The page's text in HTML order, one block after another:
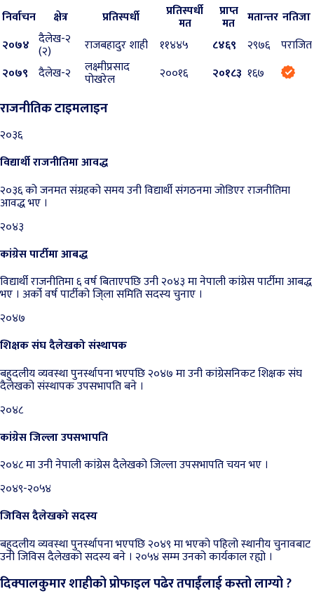
निर्वाचन क्षेत्र प्रतिस्पर्धी प्रतिस्पर्धी
मत
प्राप्त
मत मतान्तर नतिजा
२०७४ दैलेख-२
(२) राजबहादुर शाही ११४४५ ८४६९ २९७६ पराजित
२०७९ दैलेख-२ लक्ष्मीप्रसाद
पोखरेल २००१६ २०१८३ १६७
राजनीतिक टाइमलाइन
२०३६
विद्यार्थी राजनीतिमा आवद्ध
२०३६ को जनमत संग्रहको समय उनी विद्यार्थी संगठनमा जोडिएर राजनीतिमा
आवद्ध भए ।
२०४३
कांग्रेस पार्टीमा आबद्ध
विद्यार्थी राजनीतिमा ६ वर्ष बिताएपछि उनी २०४३ मा नेपाली कांग्रेस पार्टीमा आबद्ध
भए । अर्को वर्ष पार्टीको जि्ला समिति सदस्य चुनाए ।
२०४७
शिक्षक संघ दैलेखको संस्थापक
बहुदलीय व्यवस्था पुनर्स्थापना भएपछि २०४७ मा उनी कांग्रेसनिकट शिक्षक संघ
दैलेखको संस्थापक उपसभापति बने ।
२०४८
कांग्रेस जिल्ला उपसभापति
२०४८ मा उनी नेपाली कांग्रेस दैलेखको जिल्ला उपसभापति चयन भए ।
२०४९-२०५४
जिविस दैलेखको सदस्य
बहुदलीय व्यवस्था पुनर्स्थापना भएपछि २०४९ मा भएको पहिलो स्थानीय चुनावबाट
उनी जिविस दैलेखको सदस्य बने । २०५४ सम्म उनको कार्यकाल रह्यो ।
दिक्पालकुमार शाहीको प्रोफाइल पढेर तपाईंलाई कस्तो लाग्यो ?